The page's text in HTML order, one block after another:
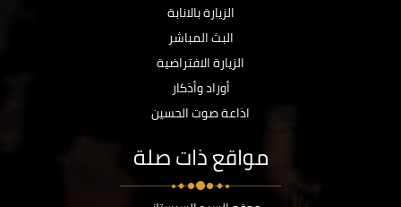
الزيارة بالانابة
البث المباشر
الزيارة الافتراضية
أوراد وأذكار
اذاعة صوت الحسين
مواقع ذات صلة